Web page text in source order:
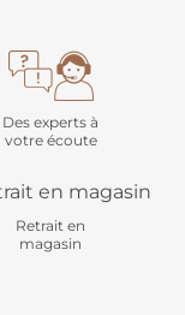
Des experts à
votre écoute
Retrait en
magasin